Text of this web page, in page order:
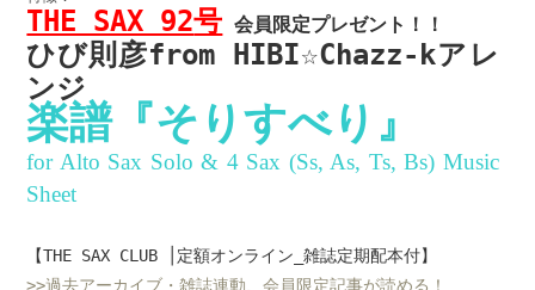
THE SAX 92号 会員限定プレゼント！！
ひび則彦from HIBI☆Chazz-kアレ
ンジ
楽譜『そりすべり』
for Alto Sax Solo & 4 Sax (Ss, As, Ts, Bs) Music
Sheet
【THE SAX CLUB │定額オンライン_雑誌定期配本付】
>>過去アーカイブ・雑誌連動、会員限定記事が読める！